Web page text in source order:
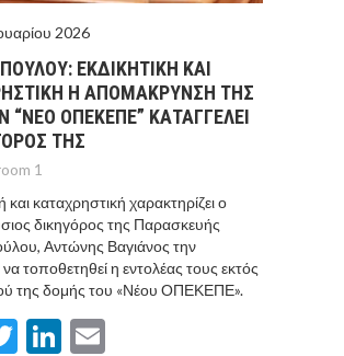
2026
ΕΚΔΙΚΗΤΙΚΗ ΚΑΙ
Η ΑΠΟΜΑΚΡΥΝΣΗ ΤΗΣ
“ΝΕΟ ΟΠΕΚΕΠΕ” ΚΑΤΑΓΓΕΛΕΙ
ΤΗΣ
1
και καταχρηστική χαρακτηρίζει ο
δικηγόρος της Παρασκευής
Αντώνης Βαγιάνος την
τοποθετηθεί η εντολέας τους εκτός
της δομής του «Νέου ΟΠΕΚΕΠΕ».
TwitterLinkedIn